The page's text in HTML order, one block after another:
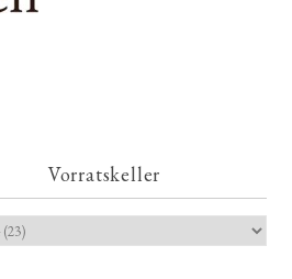
Vorratskeller